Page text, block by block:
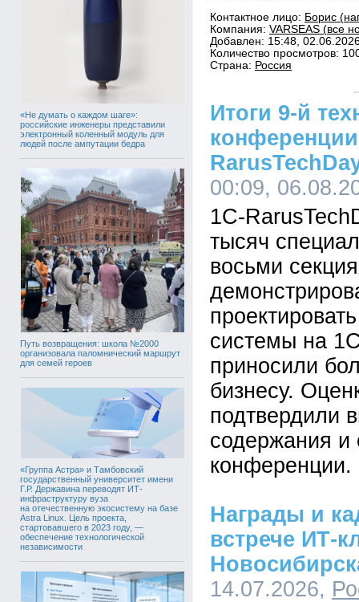
«Не думать о каждом шаге»:
российские инженеры представили
электронный коленный модуль для
людей после ампутации бедра
Путь возвращения: школа №2000
организовала паломнический маршрут
для семей героев
«Группа Астра» и Тамбовский
государственный университет имени
Г.Р. Державина переводят ИТ-
инфраструктуру вуза
на отечественную экосистему на базе
Astra Linux. Цель проекта,
стартовавшего в 2023 году, —
обеспечение технологической
независимости
Контактное лицо: Борис
Компания: VARSEAS (все
Добавлен: 15:48,
Количество просмотров:
Страна: Россия
Итоги 9-й
00:09,
1C-
тысяч
восьми
системы на
приносили
бизнесу.
подтвердили
содержания и
конференции.
Награды и
встрече ИТ-
14.07.2026,